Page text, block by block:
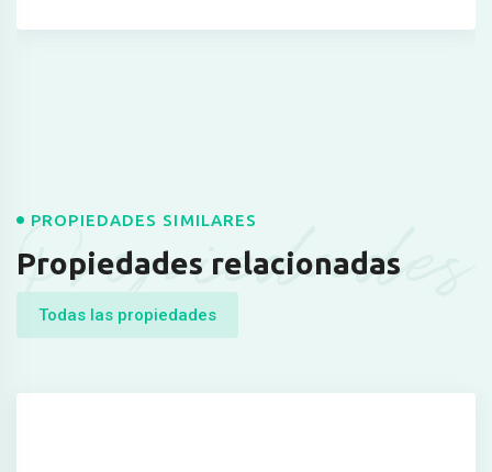
Propiedades
PROPIEDADES SIMILARES
Propiedades relacionadas
Todas las propiedades